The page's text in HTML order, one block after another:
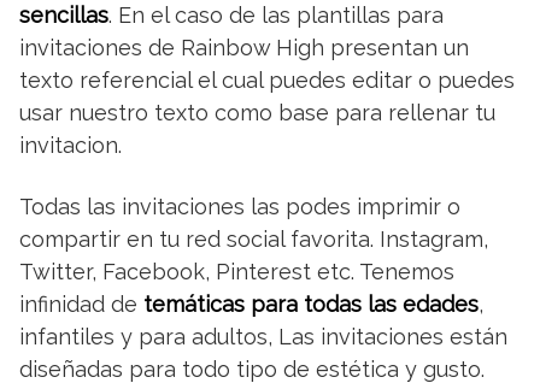
sencillas. En el caso de las plantillas para
invitaciones de Rainbow High presentan un
texto referencial el cual puedes editar o puedes
usar nuestro texto como base para rellenar tu
invitacion.
Todas las invitaciones las podes imprimir o
compartir en tu red social favorita. Instagram,
Twitter, Facebook, Pinterest etc. Tenemos
infinidad de temáticas para todas las edades,
infantiles y para adultos, Las invitaciones están
diseñadas para todo tipo de estética y gusto.